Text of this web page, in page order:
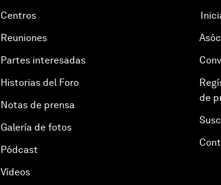
Centros
Reuniones
Partes interesadas
Historias del Foro
Notas de prensa
Galería de fotos
Pódcast
Vídeos
de